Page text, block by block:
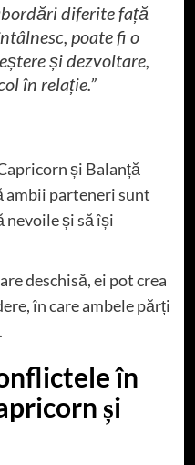
diferite față
poate fi o
și dezvoltare,
în relație.”
și Balanță
ambii parteneri sunt
nevoile și să își
deschisă, ei pot crea
în care ambele părți
în
și